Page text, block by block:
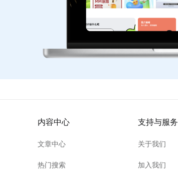
内容中心
文章中心
热门搜索
支持与服务
关于我们
加入我们